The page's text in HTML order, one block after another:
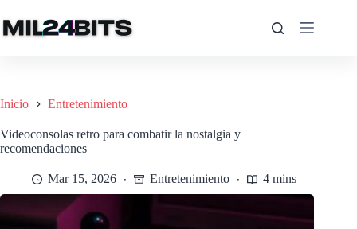
al
contenido
Inicio Entretenimiento
Videoconsolas retro para combatir la nostalgia y
recomendaciones
Mar 15, 2026 Entretenimiento 4 mins